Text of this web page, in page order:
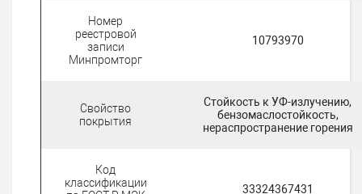
Номер
реестровой
записи
Минпромторг
10793970
Свойство
покрытия
Стойкость к УФ-излучению,
бензомаслостойкость,
нераспространение горения
Код
классификации
33324367431